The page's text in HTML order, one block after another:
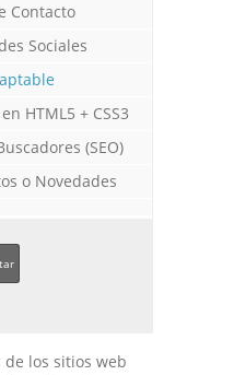
Contacto
Sociales
HTML5 + CSS3
(SEO)
o Novedades
los sitios web